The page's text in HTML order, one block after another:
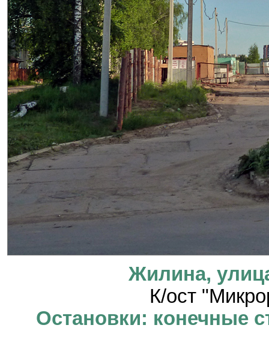
Жилина,
К/ост
Остановки: конечные